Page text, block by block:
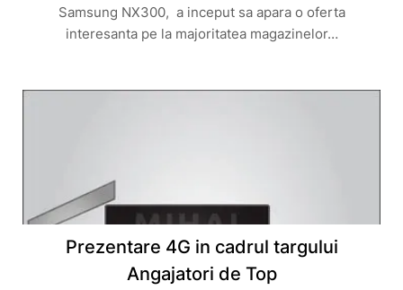
Samsung NX300, a inceput sa apara o oferta
interesanta pe la majoritatea magazinelor…
Prezentare 4G in cadrul targului
Angajatori de Top